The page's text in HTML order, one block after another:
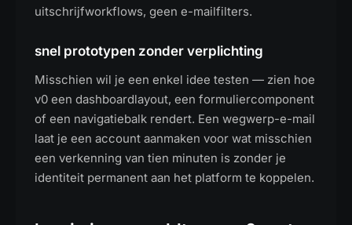
uitschrijfworkflows, geen e-mailfilters.
snel prototypen zonder verplichting
Misschien wil je een enkel idee testen — zien hoe
v0 een dashboardlayout, een formuliercomponent
of een navigatiebalk rendert. Een wegwerp-e-mail
laat je een account aanmaken voor wat misschien
een verkenning van tien minuten is zonder je
identiteit permanent aan het platform te koppelen.